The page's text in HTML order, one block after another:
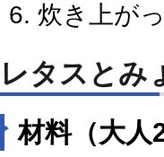
6. 炊き上が
レタスとみ
材料（大人